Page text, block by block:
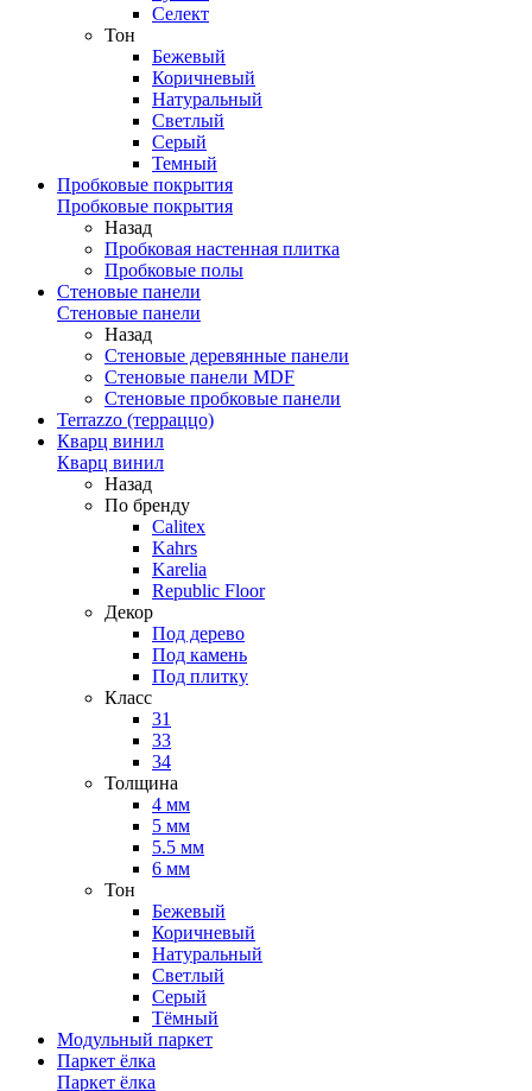
Селект
Тон
Бежевый
Коричневый
Натуральный
Светлый
Серый
Темный
Пробковые покрытия
Пробковые покрытия
Назад
Пробковая настенная плитка
Пробковые полы
Стеновые панели
Стеновые панели
Назад
Стеновые деревянные панели
Стеновые панели MDF
Стеновые пробковые панели
Terrazzo (терраццо)
Кварц винил
Кварц винил
Назад
По бренду
Calitex
Kahrs
Karelia
Republic Floor
Декор
Под дерево
Под камень
Под плитку
Класс
31
33
34
Толщина
4 мм
5 мм
5.5 мм
6 мм
Тон
Бежевый
Коричневый
Натуральный
Светлый
Серый
Тёмный
Модульный паркет
Паркет ёлка
Паркет ёлка